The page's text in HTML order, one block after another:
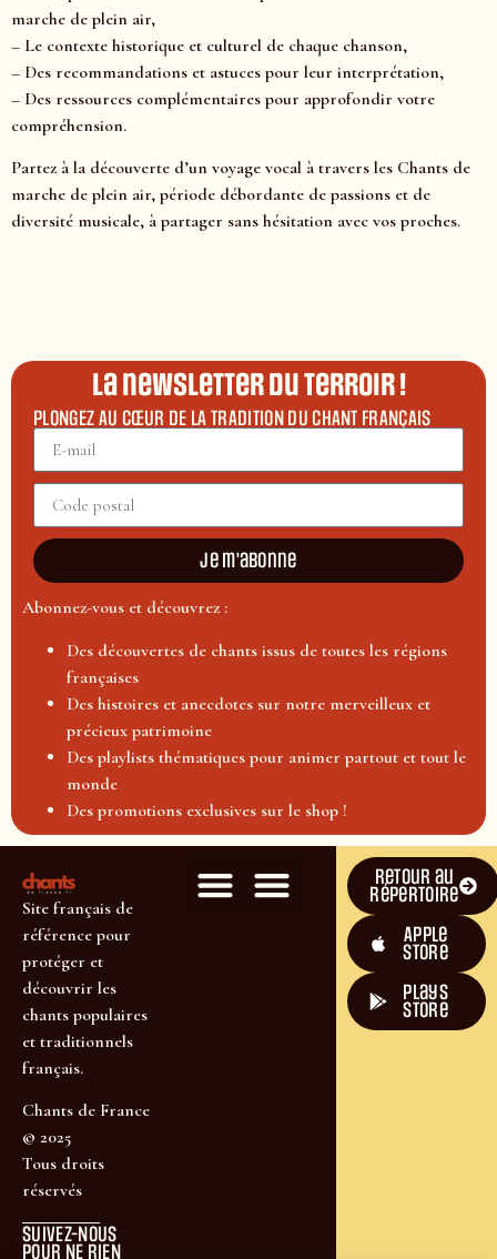
marche de plein air,
– Le contexte historique et culturel de chaque chanson,
– Des recommandations et astuces pour leur interprétation,
– Des ressources complémentaires pour approfondir votre
compréhension.
Partez à la découverte d’un voyage vocal à travers les Chants de
marche de plein air, période débordante de passions et de
diversité musicale, à partager sans hésitation avec vos proches.
La newsletter du terroir !
PLONGEZ AU CŒUR DE LA TRADITION DU CHANT FRANÇAIS
Je m'abonne
Abonnez-vous et découvrez :
Des découvertes de chants issus de toutes les régions
françaises
Des histoires et anecdotes sur notre merveilleux et
précieux patrimoine
Des playlists thématiques pour animer partout et tout le
monde
Des promotions exclusives sur le shop !
Site français de
référence pour
protéger et
découvrir les
chants populaires
et traditionnels
français.
Chants de France
© 2025
Tous droits
réservés
SUIVEZ-NOUS
POUR NE RIEN
Retour au
répertoire
Apple
Store
plays
store